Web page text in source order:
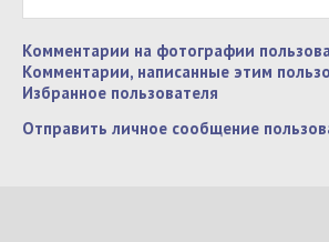
Комментарии на фотографии
Комментарии, написанные этим
Избранное пользователя
Отправить личное сообщение